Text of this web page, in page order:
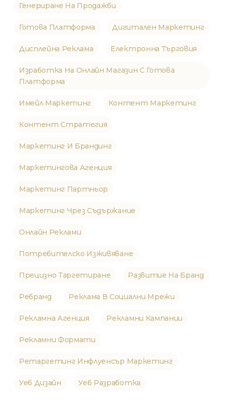
Генериране На Продажби
Готова Платформа Дигитален Маркетинг
Дисплейна Реклама Електронна Търговия
Изработка На Онлайн Магазин С Готова
Платформа
Имейл Маркетинг Контент Маркетинг
Контент Стратегия
Маркетинг И Брандинг
Маркетингова Агенция
Маркетинг Партньор
Маркетинг Чрез Съдържание
Онлайн Реклами
Потребителско Изживяване
Прецизно Таргетиране Развитие На Бранд
Ребранд Реклама В Социални Мрежи
Рекламна Агенция Рекламни Кампании
Рекламни Формати
Ретаргетинг Инфлуенсър Маркетинг
Уеб Дизайн Уеб Разработка